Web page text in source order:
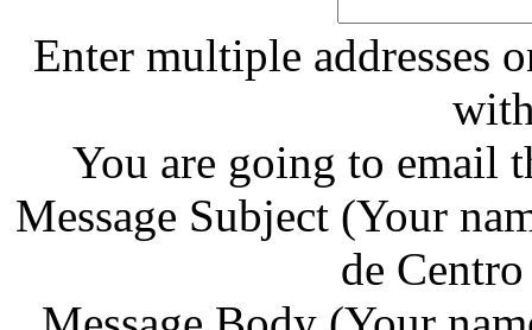
Enter multiple addresses
You are going to email
Message Subject (Your
de